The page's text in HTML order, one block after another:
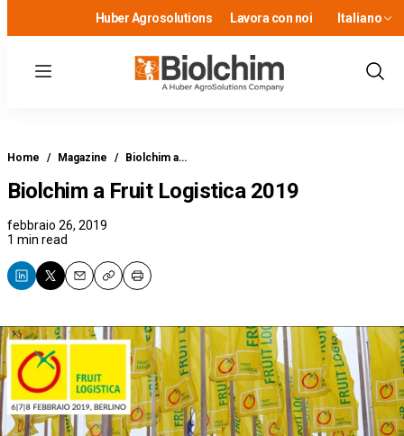
Huber Agrosolutions Lavora con noi Italiano
Menu
Show
Home / Magazine / Biolchim a…
Biolchim a Fruit Logistica 2019
febbraio 26, 2019
1 min read
EmailCopyPrint